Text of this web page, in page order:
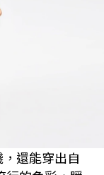
還能穿出自